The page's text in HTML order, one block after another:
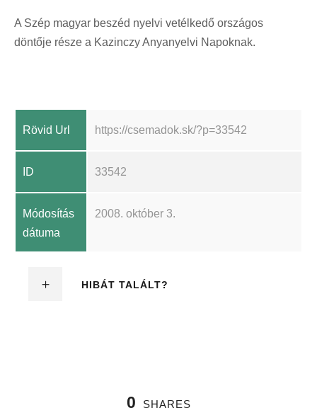
A Szép magyar beszéd nyelvi vetélkedő országos
döntője része a Kazinczy Anyanyelvi Napoknak.
Rövid Url https://csemadok.sk/?p=33542
ID 33542
Módosítás
dátuma
2008. október 3.
HIBÁT TALÁLT?
0 SHARES